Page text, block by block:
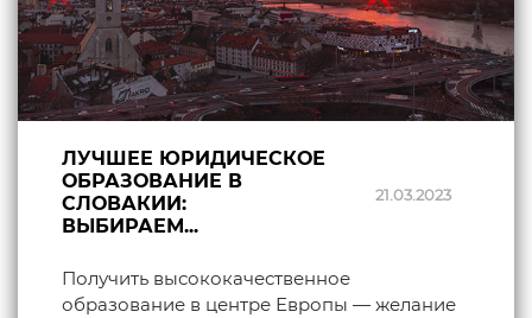
ЛУЧШЕЕ ЮРИДИЧЕСКОЕ
ОБРАЗОВАНИЕ В
СЛОВАКИИ:
ВЫБИРАЕМ...
21.03.2023
Получить высококачественное
образование в центре Европы — желание